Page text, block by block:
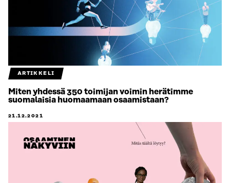
ARTIKKELI
Miten yhdessä 350 toimijan voimin herätimme
suomalaisia huomaamaan osaamistaan?
21.12.2021